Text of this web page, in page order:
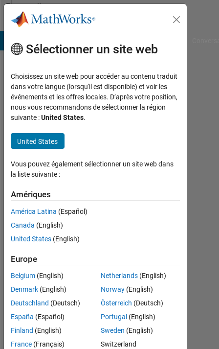
Passer au contenu
Community
Profile
kunyang
cai
Last
environ
2 ans il
0
Following:
0
Tableau de bord
Feeds
Sélectionner un site web
Choisissez un site web pour accéder au contenu traduit
dans votre langue (lorsqu'il est disponible) et voir les
événements et les offres locales. D’après votre position,
nous vous recommandons de sélectionner la région
suivante :United States.
United States
Vous pouvez également sélectionner un site web dans
la liste suivante :
Amériques
América Latina (Español)
Canada (English)
United States (English)
Europe
Belgium (English)
Denmark (English)
Deutschland (Deutsch)
España (Español)
Finland (English)
France (Français)
Netherlands(English)
Norway(English)
Österreich (Deutsch)
Portugal (English)
Sweden (English)
Switzerland